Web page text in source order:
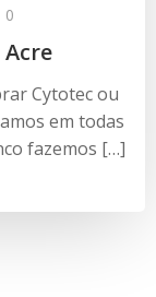
0
Cytotec ou
em todas
fazemos […]